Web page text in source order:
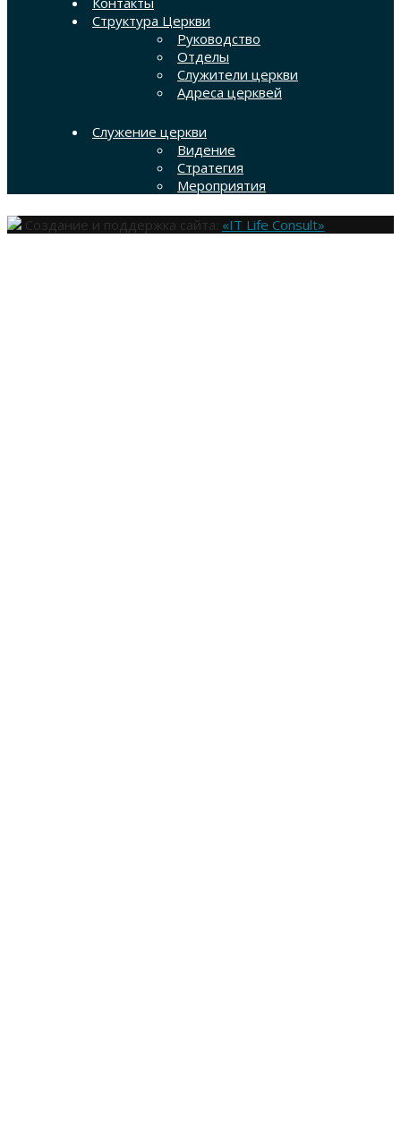
Структура Церкви
Руководство
Отделы
Служители церкви
Адреса церквей
Служение церкви
Видение
Стратегия
Мероприятия
Создание и поддержка сайта: «IT Life Consult»